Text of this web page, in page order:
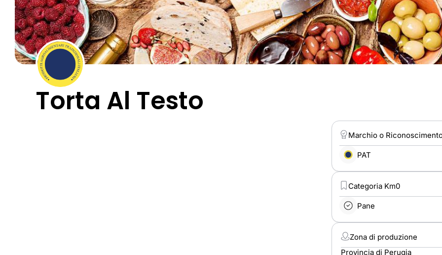
Torta Al Testo
Marchio o
PAT
Categoria Km0
Pane
Zona di produzione
Provincia di Perugia